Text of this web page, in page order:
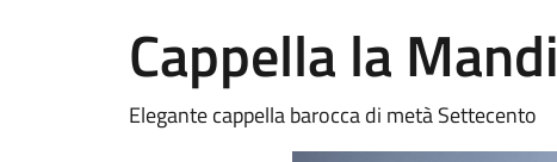
Cappella la
Elegante cappella barocca di metà Settecento